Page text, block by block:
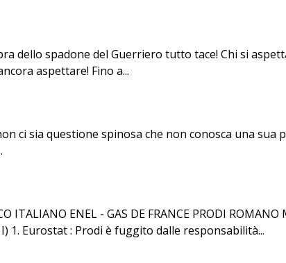
dello spadone del Guerriero tutto tace! Chi si
aspettare! Fino a...
ci sia questione spinosa che non conosca una sua
ITALIANO ENEL - GAS DE FRANCE PRODI
1. Eurostat : Prodi è fuggito dalle responsabilità...